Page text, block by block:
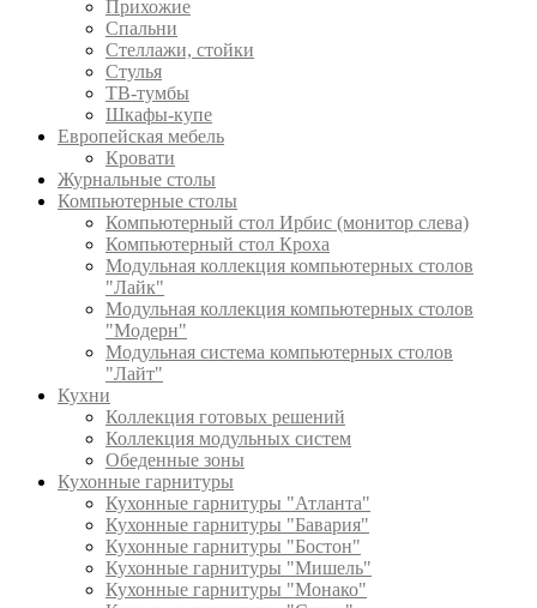
Прихожие
Спальни
Стеллажи, стойки
Стулья
ТВ-тумбы
Шкафы-купе
Европейская мебель
Кровати
Журнальные столы
Компьютерные столы
Компьютерный стол Ирбис (монитор слева)
Компьютерный стол Кроха
Модульная коллекция компьютерных столов
"Лайк"
Модульная коллекция компьютерных столов
"Модерн"
Модульная система компьютерных столов
"Лайт"
Кухни
Коллекция готовых решений
Коллекция модульных систем
Обеденные зоны
Кухонные гарнитуры
Кухонные гарнитуры "Атланта"
Кухонные гарнитуры "Бавария"
Кухонные гарнитуры "Бостон"
Кухонные гарнитуры "Мишель"
Кухонные гарнитуры "Монако"